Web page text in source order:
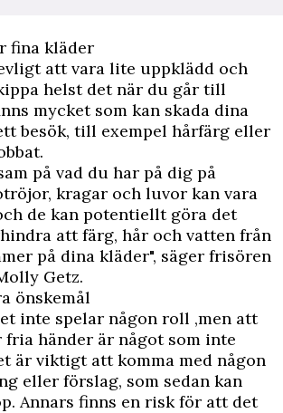
fina kläder
att vara lite uppklädd och
helst det när du går till
mycket som kan skada dina
besök, till exempel hårfärg eller
på vad du har på dig på
kragar och luvor kan vara
de kan potentiellt göra det
att färg, hår och vatten från
på dina kläder", säger frisören
Getz.
önskemål
inte spelar någon roll ,men att
händer är något som inte
är viktigt att komma med någon
eller förslag, som sedan kan
Annars finns en risk för att det